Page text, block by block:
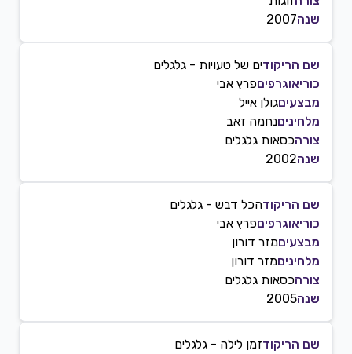
שנה2007
שם הריקודים של טעויות - גלגלים
כוריאוגרפיםפרץ אבי
מבצעיםגולן אייל
מלחיניםנחמה זאב
צורהכסאות גלגלים
שנה2002
שם הריקודהכל דבש - גלגלים
כוריאוגרפיםפרץ אבי
מבצעיםמזר דורון
מלחיניםמזר דורון
צורהכסאות גלגלים
שנה2005
שם הריקודזמן לילה - גלגלים